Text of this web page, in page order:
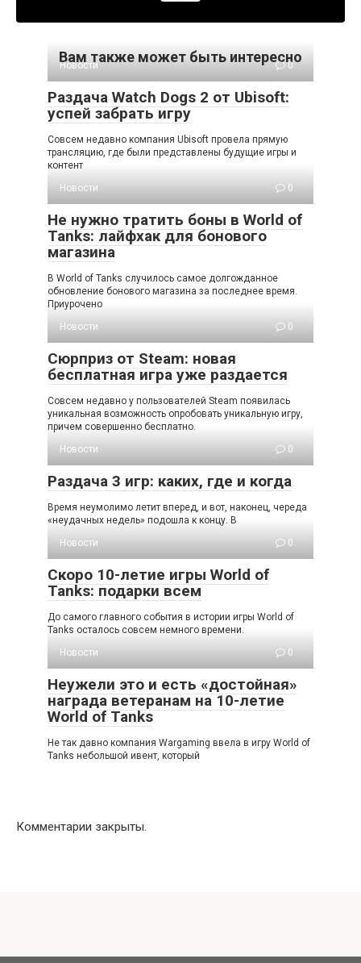
Вам также может быть интересно
Новости 0
Раздача Watch Dogs 2 от Ubisoft:
успей забрать игру
Совсем недавно компания Ubisoft провела прямую
трансляцию, где были представлены будущие игры и
контент
Новости
0
Не нужно тратить боны в World of
Tanks: лайфхак для бонового
магазина
В World of Tanks случилось самое долгожданное
обновление бонового магазина за последнее время.
Приурочено
Новости
0
Сюрприз от Steam: новая
бесплатная игра уже раздается
Совсем недавно у пользователей Steam появилась
уникальная возможность опробовать уникальную игру,
причем совершенно бесплатно.
Новости
0
Раздача 3 игр: каких, где и когда
Время неумолимо летит вперед, и вот, наконец, череда
«неудачных недель» подошла к концу. В
Новости
0
Скоро 10-летие игры World of
Tanks: подарки всем
До самого главного события в истории игры World of
Tanks осталось совсем немного времени.
Новости
0
Неужели это и есть «достойная»
награда ветеранам на 10-летие
World of Tanks
Не так давно компания Wargaming ввела в игру World of
Tanks небольшой ивент, который
Комментарии закрыты.